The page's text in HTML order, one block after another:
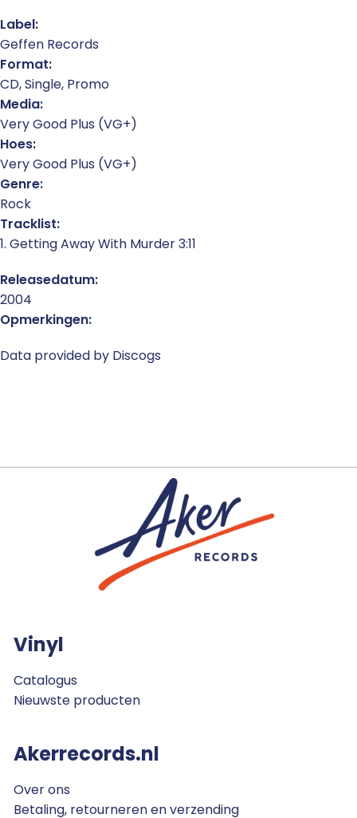
Label:
Geffen Records
Format:
CD, Single, Promo
Media:
Very Good Plus (VG+)
Hoes:
Very Good Plus (VG+)
Genre:
Rock
Tracklist:
1. Getting Away With Murder 3:11
Releasedatum:
2004
Opmerkingen:
Data provided by Discogs
Vinyl
Catalogus
Nieuwste producten
Akerrecords.nl
Over ons
Betaling, retourneren en verzending